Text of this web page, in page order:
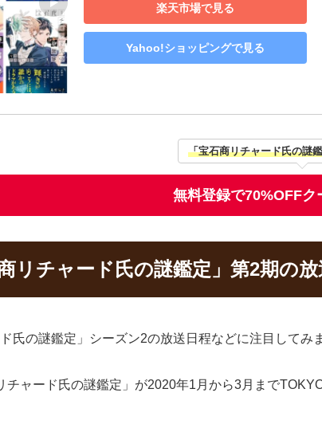
楽天市場で見る
Yahoo!ショッピングで見る
「宝石商リチャード氏の謎
無料登録で70%OFFク
リチャード氏の謎鑑定」第2期の放
氏の謎鑑定」シーズン2の放送日程などに注目してみ
チャード氏の謎鑑定」が2020年1月から3月まで